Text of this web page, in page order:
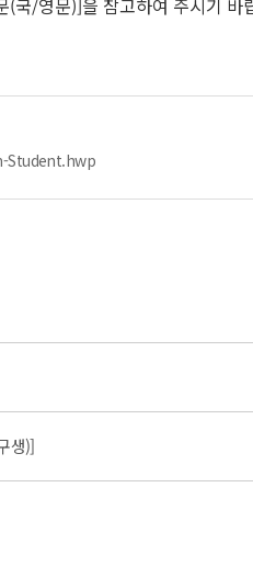
국/영문)]을 참고하여 주시기 바
Student.hwp
생)]